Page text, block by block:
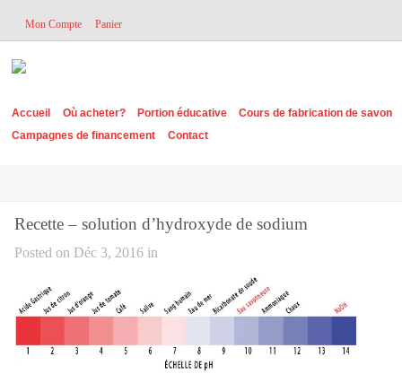
Mon Compte Panier
Accueil Où acheter? Portion éducative
Cours de fabrication de savon
Campagnes de financement
Contact
Recette – solution d’hydroxyde de sodium
Posted on Déc 3, 2016 in